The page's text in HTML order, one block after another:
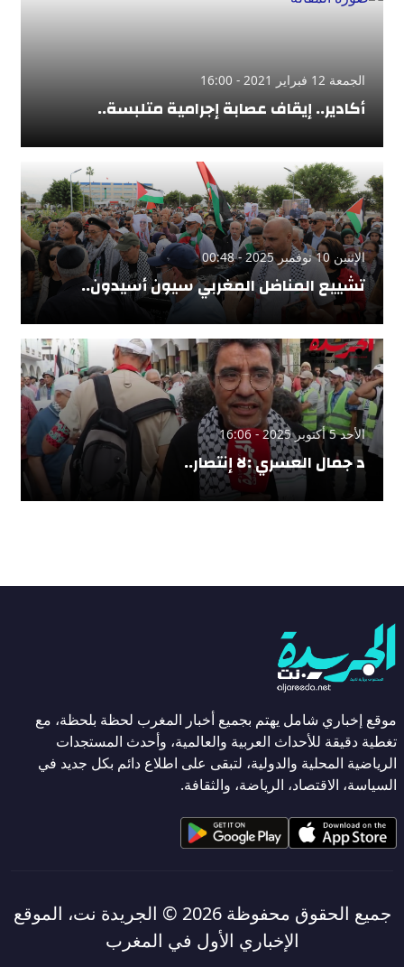
الجمعة 12 فبراير 2021 - 16:00
أكادير.. إيقاف عصابة إجرامية متلبسة..
الإثنين 10 نوفمبر 2025 - 00:48
تشييع المناضل المغربي سيون أسيدون..
الأحد 5 أكتوبر 2025 - 16:06
د جمال العسري :لا إنتصار..
موقع إخباري شامل يهتم بجميع أخبار المغرب لحظة بلحظة، مع
تغطية دقيقة للأحداث العربية والعالمية، وأحدث المستجدات
الرياضية المحلية والدولية، لتبقى على اطلاع دائم بكل جديد في
السياسة، الاقتصاد، الرياضة، والثقافة.
جميع الحقوق محفوظة 2026 ©
الجريدة نت، الموقع
الإخباري الأول في المغرب